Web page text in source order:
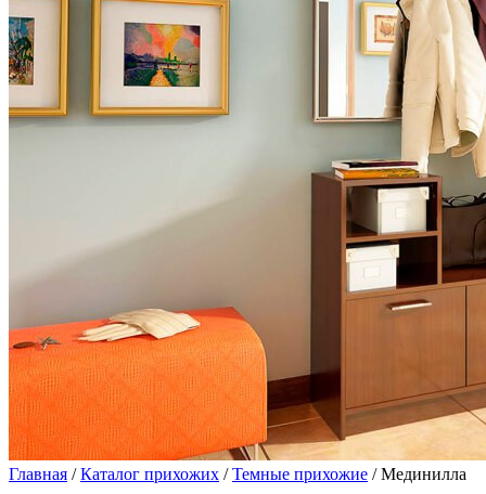
Главная /Каталог прихожих /Темные прихожие / Мединилла